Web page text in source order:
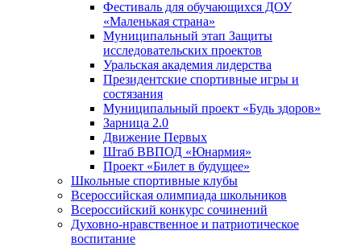
Фестиваль для обучающихся ДОУ
«Маленькая страна»
Муниципальный этап Защиты
исследовательских проектов
Уральская академия лидерства
Президентские спортивные игры и
состязания
Муниципальный проект «Будь здоров»
Зарница 2.0
Движение Первых
Штаб ВВПОД «Юнармия»
Проект «Билет в будущее»
Школьные спортивные клубы
Всероссийская олимпиада школьников
Всероссийский конкурс сочинений
Духовно-нравственное и патриотическое
воспитание